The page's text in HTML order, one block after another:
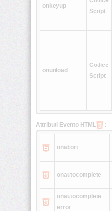
<keygen>
<menuitem>
<meter>
onkeyup
Script
onunload
Codice
Script
Attributi Evento HTML :
onabort
onautocomplete
onautocomplete
error